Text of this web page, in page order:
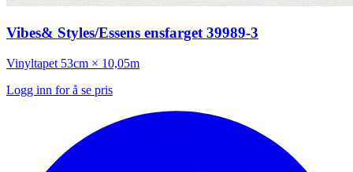
Vibes& Styles/Essens ensfarget 39989-3
Vinyltapet 53cm × 10,05m
Logg inn for å se pris